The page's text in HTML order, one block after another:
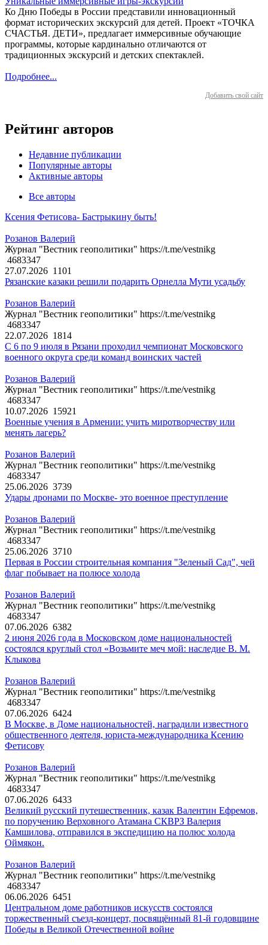
Ко Дню Победы в России представили инновационный
формат исторических экскурсий для детей. Проект «ТОЧКА
СЧАСТЬЯ. ДЕТИ», предлагает иммерсивные обучающие
программы, которые кардинально отличаются от
традиционных экскурсий и детских спектаклей.
Подробнее...
Добавить свой сайт
Рейтинг авторов
Недавние публикации
Популярные авторы
Активные авторы
Все авторы
Ксения Фетисова- Бастрыкину быть!
Розанов Валерий
Журнал "Вестник геополитики" https://t.me/vestnikg
4683347
27.07.2026 1101
Рязанские казаки решили подарить Орнелла Мути усадьбу
Розанов Валерий
Журнал "Вестник геополитики" https://t.me/vestnikg
4683347
22.07.2026 1814
С 6 по 9 июля в Рязани проходил чемпионат Московского
военного округа среди команд воинских частей
Розанов Валерий
Журнал "Вестник геополитики" https://t.me/vestnikg
4683347
10.07.2026 15921
Военные учения в Армении: учить миротворчеству или
менять лагерь?
Розанов Валерий
Журнал "Вестник геополитики" https://t.me/vestnikg
4683347
25.06.2026 3739
Удары дронами по Москве- это военное преступление
Розанов Валерий
Журнал "Вестник геополитики" https://t.me/vestnikg
4683347
25.06.2026 3710
Первая в России строительная компания "Зеленый Сад", чей
флаг побывает на полюсе холода
Розанов Валерий
Журнал "Вестник геополитики" https://t.me/vestnikg
4683347
07.06.2026 6382
2 июня 2026 года в Московском доме национальностей
состоялся круглый стол «Возьмите меч мой: наследие В. М.
Клыкова
Розанов Валерий
Журнал "Вестник геополитики" https://t.me/vestnikg
4683347
07.06.2026 6424
В Москве, в Доме национальностей, наградили известного
общественного деятеля, юриста-международника Ксению
Фетисову
Розанов Валерий
Журнал "Вестник геополитики" https://t.me/vestnikg
4683347
07.06.2026 6433
Великий русский путешественник, казак Валентин Ефремов,
по поручению Верховного Атамана СКВРЗ Валерия
Камшилова, отправился в экспедицию на полюс холода
Оймякон.
Розанов Валерий
Журнал "Вестник геополитики" https://t.me/vestnikg
4683347
06.06.2026 6451
Центральном доме работников искусств состоялся
торжественный съезд-концерт, посвящённый 81-й годовщине
Победы в Великой Отечественной войне